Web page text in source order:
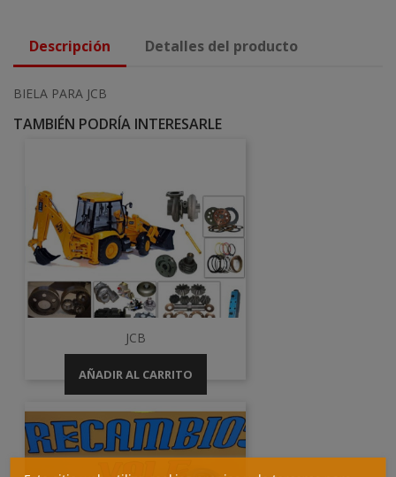
Descripción Detalles del producto
BIELA PARA JCB
TAMBIÉN PODRÍA INTERESARLE
JCB
AÑADIR AL CARRITO